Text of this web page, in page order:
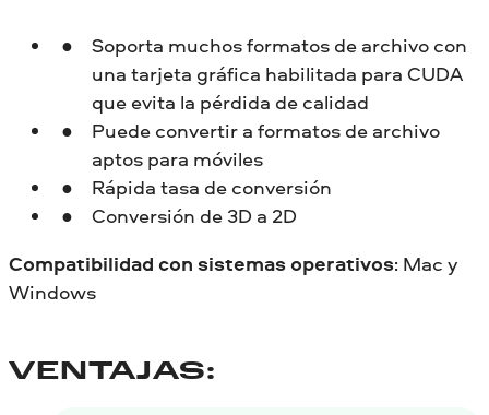
Soporta muchos formatos de archivo con
una tarjeta gráfica habilitada para CUDA
que evita la pérdida de calidad
Puede convertir a formatos de archivo
aptos para móviles
Rápida tasa de conversión
Conversión de 3D a 2D
Compatibilidad con sistemas operativos: Mac y
Windows
VENTAJAS: